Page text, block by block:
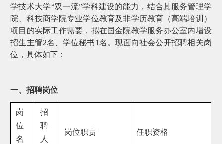
学技术大学“双一流”学科建设的能力，结合其服务管理学
院、科技商学院专业学位教育及非学历教育（高端培训）
项目的实际工作需要，拟在国金院教学服务办公室内增设
招生主管2名、学位秘书1名。现面向社会公开招聘相关岗
位，具体如下：
一、招聘岗位
岗
位
名
招
聘
人
岗位职责 任职资格